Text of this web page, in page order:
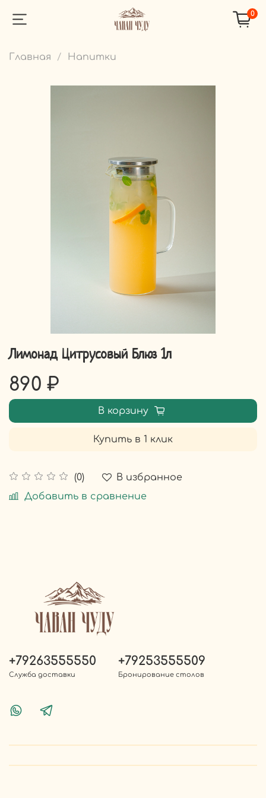
0
Главная Напитки
Лимонад Цитрусовый Блюз 1л
(0)
В избранное
Добавить в сравнение
890 ₽
В корзину
Купить в 1 клик
+79263555550
Служба доставки
+79253555509
Бронирование столов